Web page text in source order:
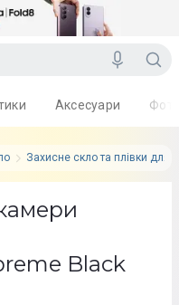
Захисне скло та плівки для
Аксесуари
Black